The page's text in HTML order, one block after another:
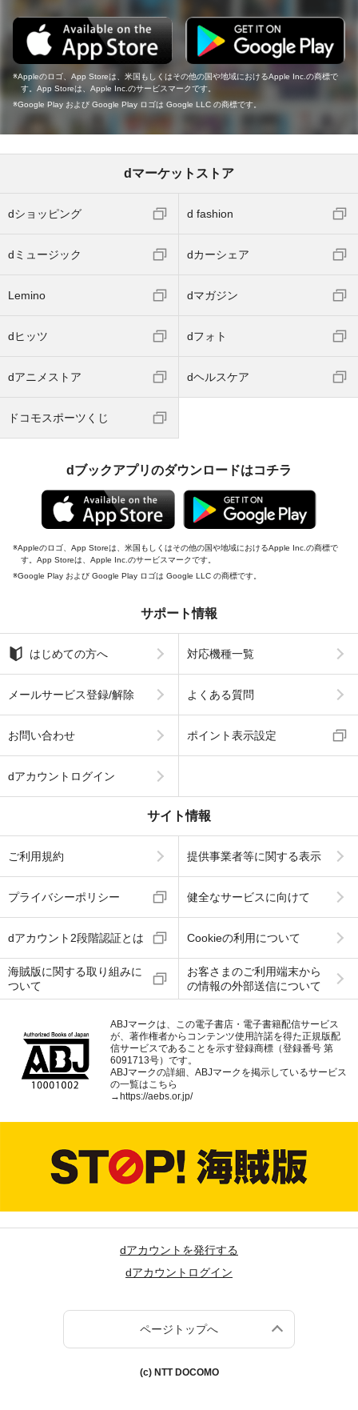
Appleのロゴ、App Storeは、米国もしくはその他の国や地域におけるApple Inc.の商標で
す。App Storeは、Apple Inc.のサービスマークです。
Google Play および Google Play ロゴは Google LLC の商標です。
dマーケットストア
dショッピング d fashion
dミュージック dカーシェア
Lemino dマガジン
dヒッツ dフォト
dアニメストア dヘルスケア
ドコモスポーツくじ
dブックアプリのダウンロードはコチラ
Appleのロゴ、App Storeは、米国もしくはその他の国や地域におけるApple Inc.の商標で
す。App Storeは、Apple Inc.のサービスマークです。
Google Play および Google Play ロゴは Google LLC の商標です。
サポート情報
はじめての方へ 対応機種一覧
メールサービス登録/解除 よくある質問
お問い合わせ ポイント表示設定
dアカウントログイン
サイト情報
ご利用規約 提供事業者等に関する表示
プライバシーポリシー 健全なサービスに向けて
dアカウント2段階認証とは Cookieの利用について
海賊版に関する取り組みに
ついて
お客さまのご利用端末から
の情報の外部送信について
ABJマークは、この電子書店・電子書籍配信サービス
が、著作権者からコンテンツ使用許諾を得た正規版配
信サービスであることを示す登録商標（登録番号 第
6091713号）です。
ABJマークの詳細、ABJマークを掲示しているサービス
の一覧はこちら
→ https://aebs.or.jp/
dアカウントを発行する
dアカウントログイン
ページトップへ
(c) NTT DOCOMO